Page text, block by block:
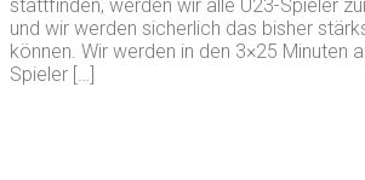
stattfinden, werden wir alle U23-Spieler
und wir werden sicherlich das bisher
können. Wir werden in den 3×25 Minuten
Spieler […]